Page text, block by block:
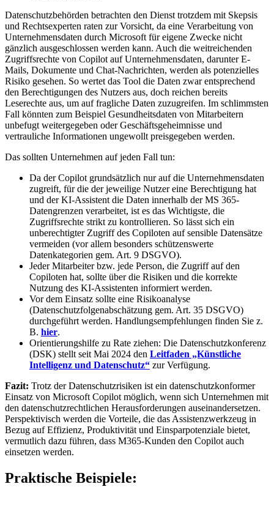
Datenschutzbehörden betrachten den Dienst trotzdem mit Skepsis
und Rechtsexperten raten zur Vorsicht, da eine Verarbeitung von
Unternehmensdaten durch Microsoft für eigene Zwecke nicht
gänzlich ausgeschlossen werden kann. Auch die weitreichenden
Zugriffsrechte von Copilot auf Unternehmensdaten, darunter E-
Mails, Dokumente und Chat-Nachrichten, werden als potenzielles
Risiko gesehen. So wertet das Tool die Daten zwar entsprechend
den Berechtigungen des Nutzers aus, doch reichen bereits
Leserechte aus, um auf fragliche Daten zuzugreifen. Im schlimmsten
Fall könnten zum Beispiel Gesundheitsdaten von Mitarbeitern
unbefugt weitergegeben oder Geschäftsgeheimnisse und
vertrauliche Informationen ungewollt preisgegeben werden.
Das sollten Unternehmen auf jeden Fall tun:
Da der Copilot grundsätzlich nur auf die Unternehmensdaten
zugreift, für die der jeweilige Nutzer eine Berechtigung hat
und der KI-Assistent die Daten innerhalb der MS 365-
Datengrenzen verarbeitet, ist es das Wichtigste, die
Zugriffsrechte strikt zu kontrollieren. So lässt sich ein
unberechtigter Zugriff des Copiloten auf sensible Datensätze
vermeiden (vor allem besonders schützenswerte
Datenkategorien gem. Art. 9 DSGVO).
Jeder Mitarbeiter bzw. jede Person, die Zugriff auf den
Copiloten hat, sollte über die Risiken und die korrekte
Nutzung des KI-Assistenten informiert werden.
Vor dem Einsatz sollte eine Risikoanalyse
(Datenschutzfolgenabschätzung gem. Art. 35 DSGVO)
durchgeführt werden. Handlungsempfehlungen finden Sie z.
B. hier.
Orientierungshilfe zu Rate ziehen: Die Datenschutzkonferenz
(DSK) stellt seit Mai 2024 den Leitfaden „Künstliche
Intelligenz und Datenschutz“ zur Verfügung.
Fazit: Trotz der Datenschutzrisiken ist ein datenschutzkonformer
Einsatz von Microsoft Copilot möglich, wenn sich Unternehmen mit
den datenschutzrechtlichen Herausforderungen auseinandersetzen.
Perspektivisch werden die Vorteile, die das Assistenzwerkzeug in
Bezug auf Effizienz, Produktivität und Einsparpotenziale bietet,
vermutlich dazu führen, dass M365-Kunden den Copilot auch
einsetzen werden.
Praktische Beispiele: